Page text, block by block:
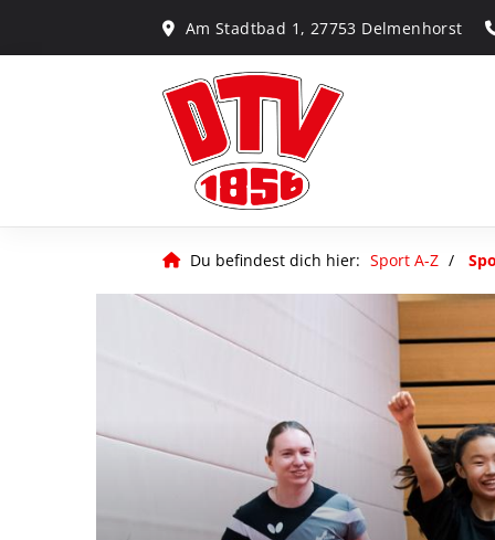
Am Stadtbad 1, 27753 Delmenhorst
Du befindest dich hier: Sport A-Z